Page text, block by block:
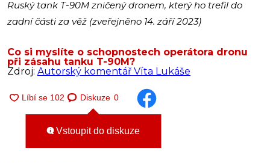
Ruský tank T-90M zničený dronem, který ho trefil do
zadní části za věž (zveřejněno 14. září 2023)
Co si myslíte o schopnostech operátora dronu
při zásahu tanku T-90M?
Zdroj: Autorský komentář Víta Lukáše
Diskuze 0
Vstoupit do diskuze